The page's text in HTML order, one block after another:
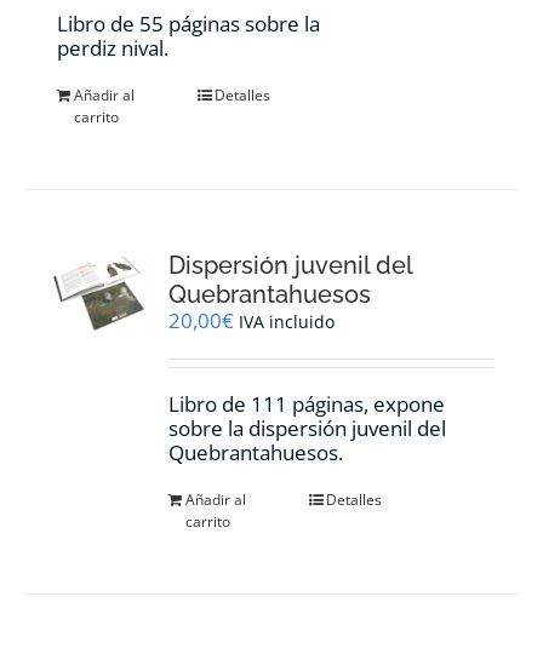
Libro de 55 páginas sobre la
perdiz nival.
Añadir al
carrito
Detalles
Dispersión juvenil del
Quebrantahuesos
20,00€ IVA incluido
Libro de 111 páginas, expone
sobre la dispersión juvenil del
Quebrantahuesos.
Añadir al
carrito
Detalles